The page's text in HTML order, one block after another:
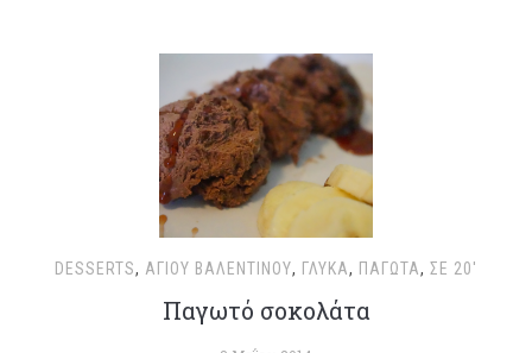
DESSERTS, ΑΓΊΟΥ ΒΑΛΕΝΤΊΝΟΥ, ΓΛΥΚΆ, ΠΑΓΩΤΆ, ΣΕ 20'
Παγωτό σοκολάτα